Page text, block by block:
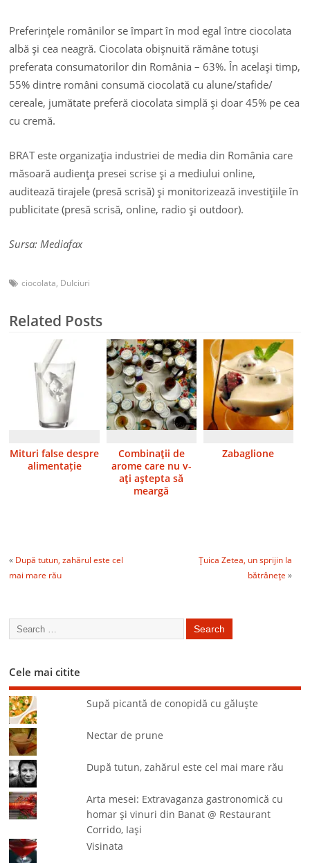
Preferinţele românilor se împart în mod egal între ciocolata
albă şi cea neagră. Ciocolata obişnuită rămâne totuşi
preferata consumatorilor din România – 63%. În acelaşi timp,
55% dintre români consumă ciocolată cu alune/stafide/
cereale, jumătate preferă ciocolata simplă şi doar 45% pe cea
cu cremă.
BRAT este organizaţia industriei de media din România care
măsoară audienţa presei scrise şi a mediului online,
auditează tirajele (presă scrisă) şi monitorizează investiţiile în
publicitate (presă scrisă, online, radio şi outdoor).
Sursa: Mediafax
ciocolata, Dulciuri
Related Posts
Mituri false despre
alimentație
Combinaţii de
arome care nu v-
aţi aştepta să
meargă
Zabaglione
« După tutun, zahărul este cel
mai mare rău
Ţuica Zetea, un sprijin la
bătrâneţe »
Cele mai citite
Supă picantă de conopidă cu găluşte
Nectar de prune
După tutun, zahărul este cel mai mare rău
Arta mesei: Extravaganza gastronomică cu
homar şi vinuri din Banat @ Restaurant
Corrido, Iaşi
Visinata